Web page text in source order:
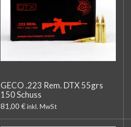
GECO .223 Rem. DTX 55grs
150 Schuss
81,00 € inkl. MwSt